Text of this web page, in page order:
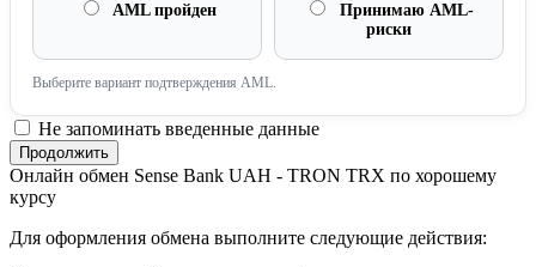
AML пройден
Принимаю AML-
риски
Выберите вариант подтверждения AML.
Не запоминать введенные данные
Онлайн обмен Sense Bank UAH - TRON TRX по хорошему
курсу
Для оформления обмена выполните следующие действия: